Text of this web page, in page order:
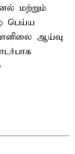
மற்றும்
பெய்ய
ஆய்வு